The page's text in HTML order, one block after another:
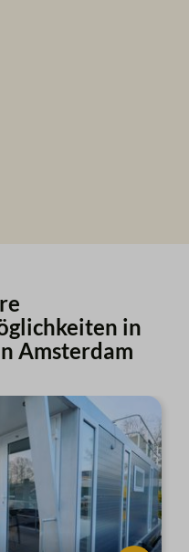
in
Amsterdam